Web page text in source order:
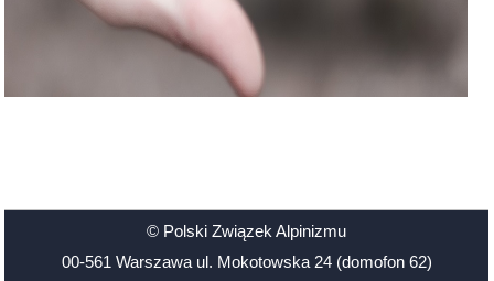
© Polski Związek Alpinizmu
00-561 Warszawa ul. Mokotowska 24 (domofon 62)